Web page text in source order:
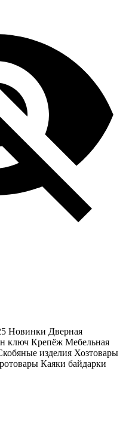
Новинки Дверная
ключ Крепёж Мебельная
изделия Хозтовары
Каяки байдарки